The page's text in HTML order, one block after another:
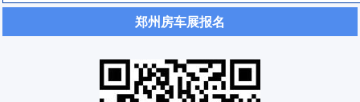
郑州房车展报名